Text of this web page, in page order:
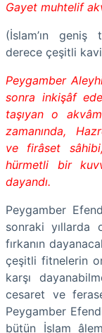
Gayet muhtelif
(İslam’ın geniş
derece çeşitli
Peygamber
sonra inkişâf
taşıyan o
zamanında,
ve firâset
hürmetli bir
dayandı.
Peygamber
sonraki yıllarda
fırkanın
çeşitli fitnelerin
karşı
cesaret ve
Peygamber
bütün İslam